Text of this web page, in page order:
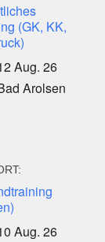
(GK, KK,
Aug. 26
Arolsen
Aug. 26